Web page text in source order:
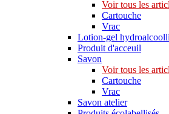
Voir tous les
Cartouche
Vrac
Lotion-gel
Produit d'acceuil
Savon
Voir tous les
Cartouche
Vrac
Savon atelier